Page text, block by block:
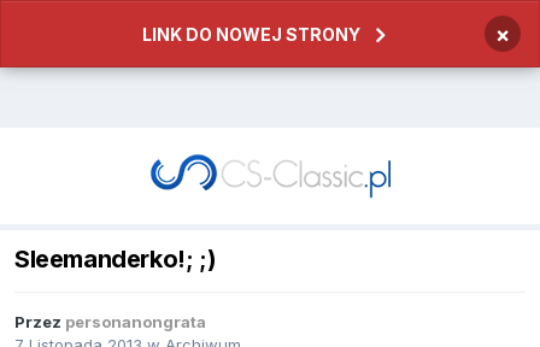
LINK DO NOWEJ STRONY ×
SIeemanderko!; ;)
Przez personanongrata